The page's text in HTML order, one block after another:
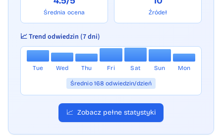
Średnia ocena Źródeł
📈 Trend odwiedzin (7 dni)
Tue Wed Thu Fri Sat Sun Mon
Średnio 168 odwiedzin/dzień
📈 Zobacz pełne statystyki